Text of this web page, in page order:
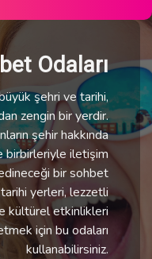
Odaları
şehri ve tarihi,
zengin bir yerdir.
şehir hakkında
birbirleriyle iletişim
bir sohbet
yerleri, lezzetli
kültürel etkinlikleri
için bu odaları
kullanabilirsiniz.